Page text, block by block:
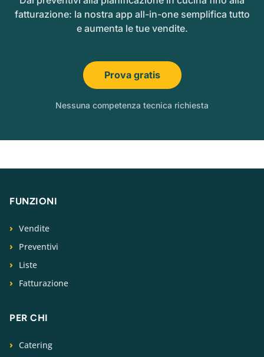
fatturazione: la nostra app all-in-one semplifica tutto
e aumenta le tue vendite.
Prova gratis
Nessuna competenza tecnica richiesta
FUNZIONI
Vendite
Preventivi
Liste
Fatturazione
PER CHI
Catering